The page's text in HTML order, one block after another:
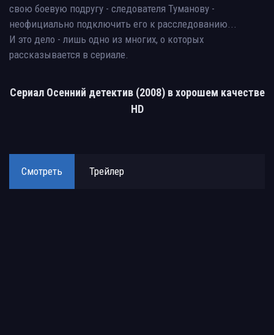
свою боевую подругу - следователя Туманову -
неофициально подключить его к расследованию...
И это дело - лишь одно из многих, о которых
рассказывается в сериале.
Сериал Осенний детектив (2008) в хорошем качестве
HD
Смотреть Трейлер